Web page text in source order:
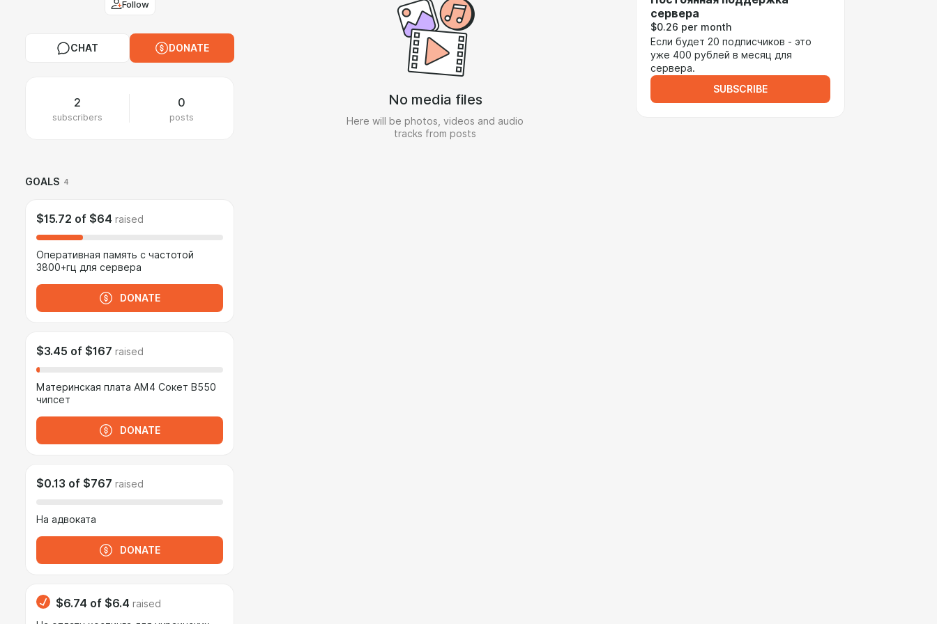
Follow
CHAT DONATE
2
subscribers
0
posts
GOALS 4
$15.72 of $64 raised
Оперативная память с частотой
3800+гц для сервера
DONATE
$3.45 of $167 raised
Материнская плата AM4 Сокет B550
чипсет
DONATE
$0.13 of $767 raised
На адвоката
DONATE
$6.74 of $6.4 raised
No media files
Here will be photos, videos and audio
tracks from posts
сервера
$0.26 per month
Если будет 20 подписчиков - это
уже 400 рублей в месяц для
сервера.
SUBSCRIBE